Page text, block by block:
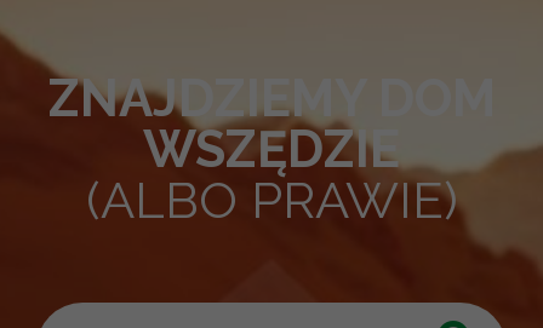
ZNAJDZIEMY DOM
WSZĘDZIE
(ALBO PRAWIE)